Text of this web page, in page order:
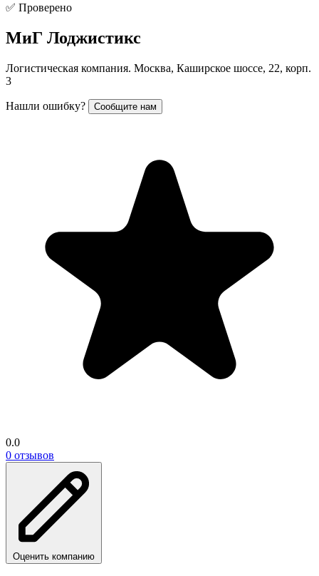
✅ Проверено
МиГ Лоджистикс
Логистическая компания. Москва, Каширское шоссе, 22, корп.
3
Нашли ошибку? Сообщите нам
0.0
0 отзывов
Оценить компанию